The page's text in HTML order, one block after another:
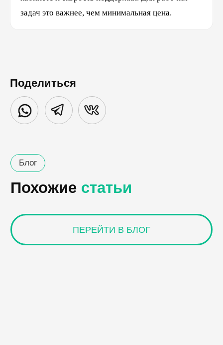
задач это важнее, чем минимальная цена.
Поделиться